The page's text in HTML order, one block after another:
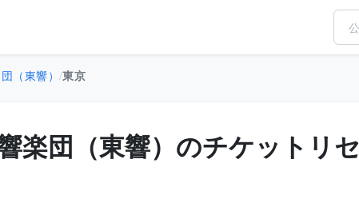
（東響）/東京
楽団（東響）のチケットリ